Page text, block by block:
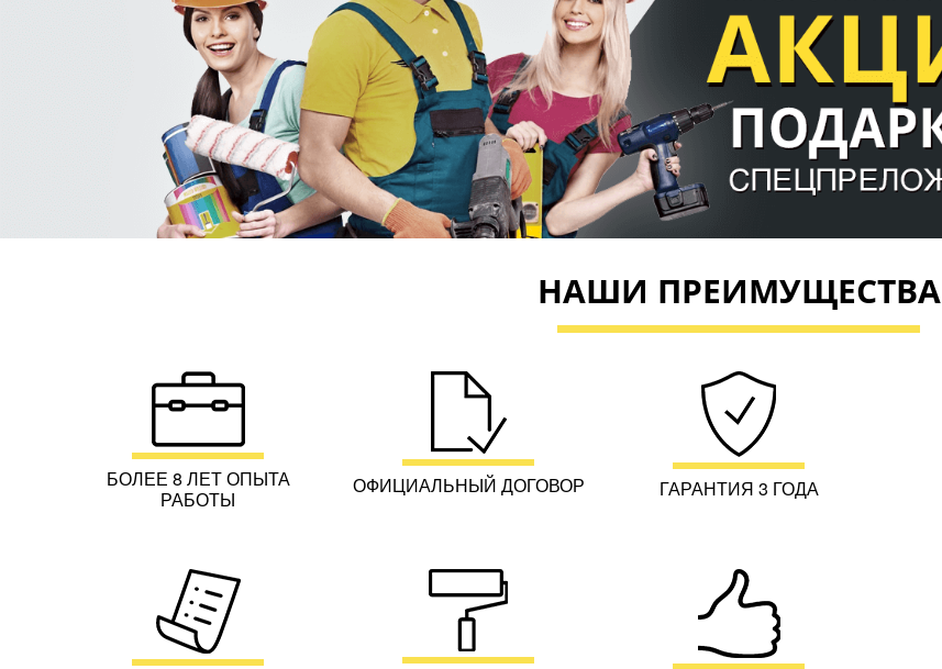
НАШИ ПРЕИМУЩЕСТВА
БОЛЕЕ 8 ЛЕТ ОПЫТА
РАБОТЫ
ОФИЦИАЛЬНЫЙ ДОГОВОР ГАРАНТИЯ 3 ГОДА